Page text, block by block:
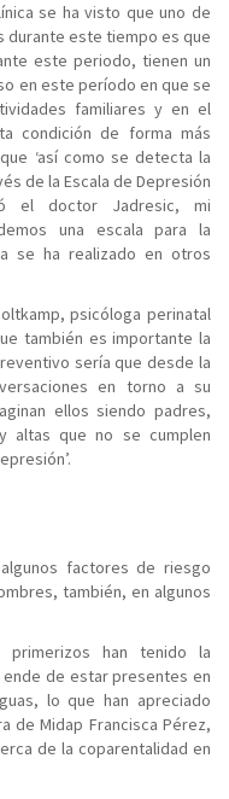
se ha visto que uno de
durante este tiempo es que
este periodo, tienen un
en este período en que se
familiares y en el
condición de forma más
‘así como se detecta la
de la Escala de Depresión
el doctor Jadresic, mi
una escala para la
se ha realizado en otros
psicóloga perinatal
también es importante la
sería que desde la
en torno a su
ellos siendo padres,
altas que no se cumplen
factores de riesgo
también, en algunos
primerizos han tenido la
de estar presentes en
lo que han apreciado
de Midap Francisca Pérez,
de la coparentalidad en